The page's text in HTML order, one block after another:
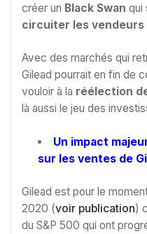
créer un Black Swan qui
circuiter les vendeurs
Avec des marchés qui
Gilead pourrait en fin de
vouloir à la réélection
là aussi le jeu des
Un impact
sur les ventes de
Gilead est pour le
2020 (voir publication)
du S&P 500 qui ont